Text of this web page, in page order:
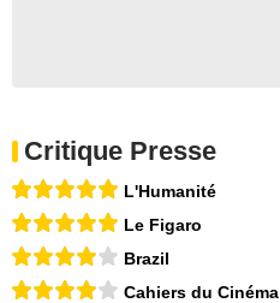
Critique Presse
L'Humanité
Le Figaro
Brazil
Cahiers du Cinéma